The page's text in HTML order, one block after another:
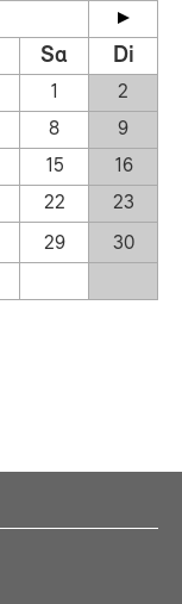
Sa Di
1
2
8
9
15
16
22
23
29
30